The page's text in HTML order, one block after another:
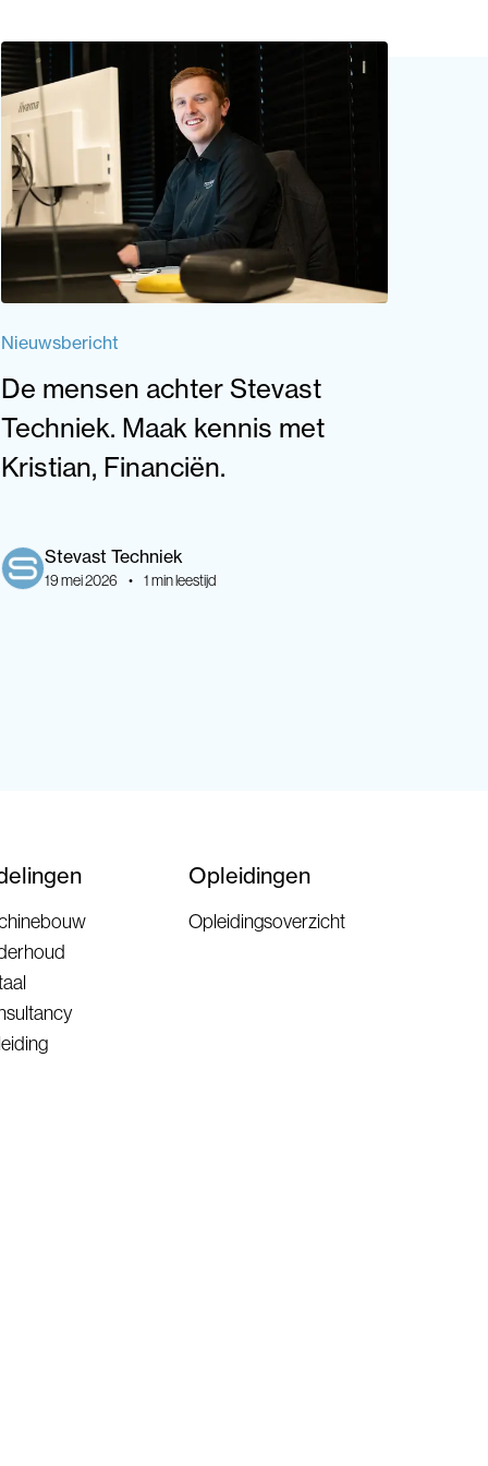
Nieuwsbericht
De mensen achter Stevast
Techniek. Maak kennis met
Kristian, Financiën.
Stevast Techniek
19 mei 2026 • 1min leestijd
Opleidingen
Opleidingsoverzicht